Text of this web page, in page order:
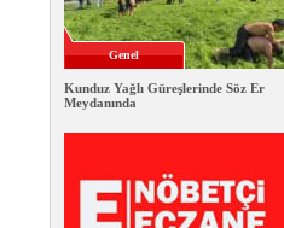
Genel
Kunduz Yağlı Güreşlerinde Söz Er
Meydanında